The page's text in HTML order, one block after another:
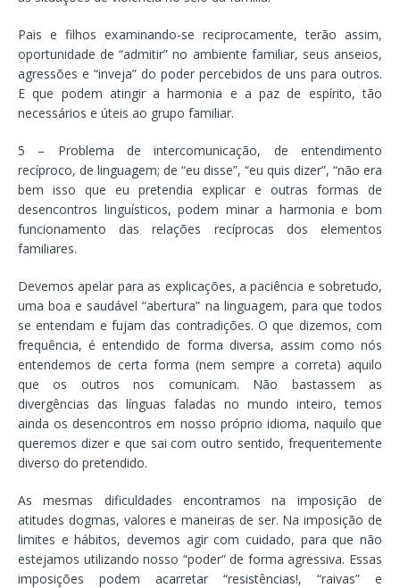
Pais e filhos examinando-se reciprocamente, terão assim,
oportunidade de “admitir” no ambiente familiar, seus anseios,
agressões e “inveja” do poder percebidos de uns para outros.
E que podem atingir a harmonia e a paz de espírito, tão
necessários e úteis ao grupo familiar.
5 – Problema de intercomunicação, de entendimento
recíproco, de linguagem; de “eu disse”, “eu quis dizer”, “não era
bem isso que eu pretendia explicar e outras formas de
desencontros linguísticos, podem minar a harmonia e bom
funcionamento das relações recíprocas dos elementos
familiares.
Devemos apelar para as explicações, a paciência e sobretudo,
uma boa e saudável “abertura” na linguagem, para que todos
se entendam e fujam das contradições. O que dizemos, com
frequência, é entendido de forma diversa, assim como nós
entendemos de certa forma (nem sempre a correta) aquilo
que os outros nos comunicam. Não bastassem as
divergências das línguas faladas no mundo inteiro, temos
ainda os desencontros em nosso próprio idioma, naquilo que
queremos dizer e que sai com outro sentido, frequentemente
diverso do pretendido.
As mesmas dificuldades encontramos na imposição de
atitudes dogmas, valores e maneiras de ser. Na imposição de
limites e hábitos, devemos agir com cuidado, para que não
estejamos utilizando nosso “poder” de forma agressiva. Essas
imposições podem acarretar “resistências!, “raivas” e